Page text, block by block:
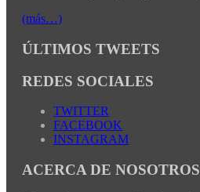
(más…)
ÚLTIMOS TWEETS
REDES SOCIALES
TWITTER
FACEBOOK
INSTAGRAM
ACERCA DE NOSOTROS